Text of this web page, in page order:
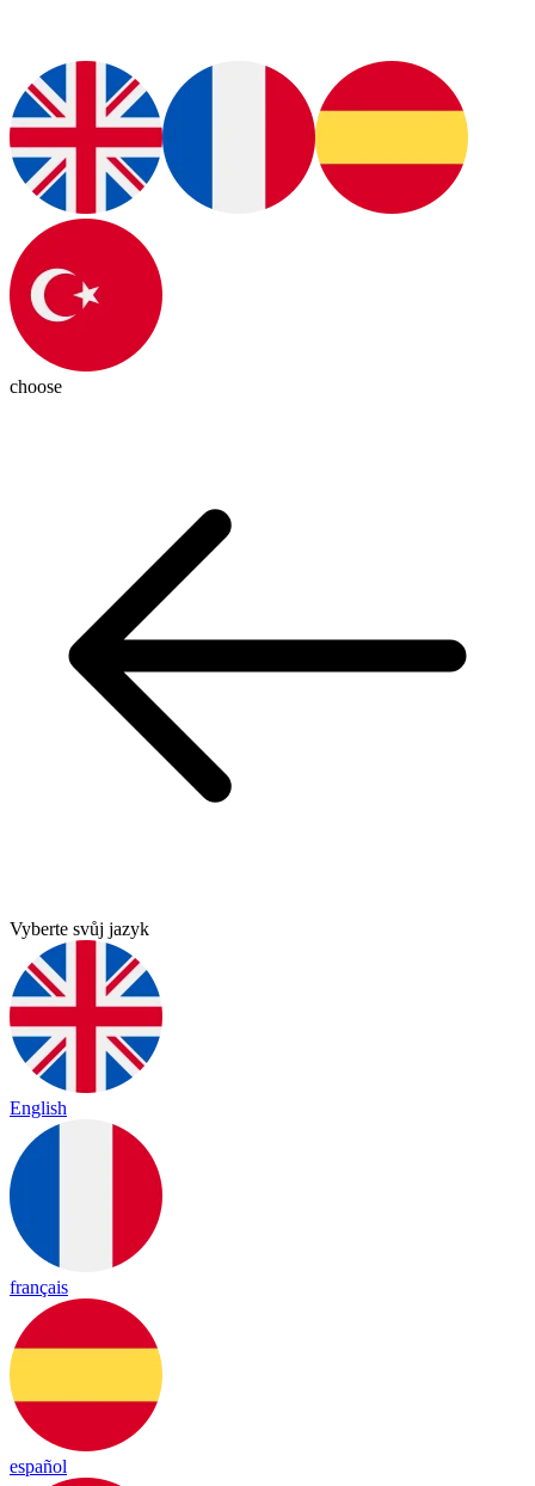
choose
Vyberte svůj jazyk
English
français
español